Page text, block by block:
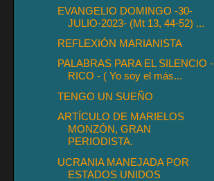
EVANGELIO DOMINGO -30-
JULIO-2023- (Mt 13, 44-52) ...
REFLEXIÓN MARIANISTA
PALABRAS PARA EL SILENCIO -
RICO - ( Yo soy el más...
TENGO UN SUEÑO
ARTÍCULO DE MARIELOS
MONZÓN, GRAN
PERIODISTA.
UCRANIA MANEJADA POR
ESTADOS UNIDOS